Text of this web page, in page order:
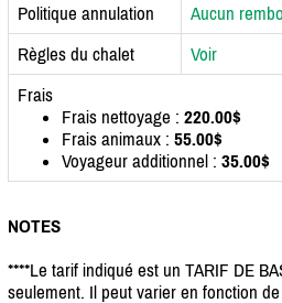
Politique annulation
Aucun
Règles du chalet
Voir
Frais
Frais nettoyage : 220.00$
Frais animaux : 55.00$
Voyageur additionnel : 35.00$
NOTES
****Le tarif indiqué est un TARIF DE
seulement. Il peut varier en fonction